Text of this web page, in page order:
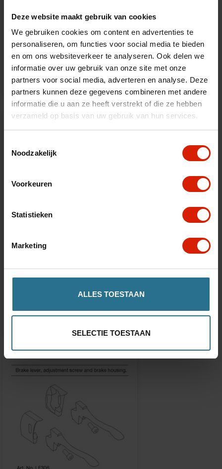
Deze website maakt gebruik van cookies
We gebruiken cookies om content en advertenties te
personaliseren, om functies voor social media te bieden
en om ons websiteverkeer te analyseren. Ook delen we
informatie over uw gebruik van onze site met onze
partners voor social media, adverteren en analyse. Deze
partners kunnen deze gegevens combineren met andere
informatie die u aan ze heeft verstrekt of die ze hebben
verzameld op basis van uw gebruik van hun services.
Noodzakelijk
Voorkeuren
Statistieken
Marketing
ALLES TOESTAAN
SELECTIE TOESTAAN
Stokhouder
Let's Fly
€47,03
Drempelhulp
€26,15